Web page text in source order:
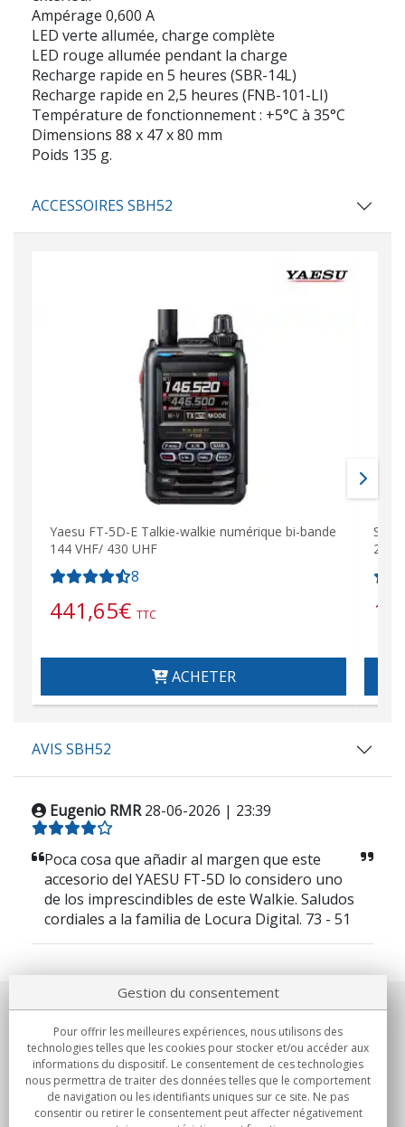
Ampérage 0,600 A
LED verte allumée, charge complète
LED rouge allumée pendant la charge
Recharge rapide en 5 heures (SBR-14L)
Recharge rapide en 2,5 heures (FNB-101-LI)
Température de fonctionnement : +5°C à 35°C
Dimensions 88 x 47 x 80 mm
Poids 135 g.
ACCESSOIRES SBH52
Yaesu FT-5D-E Talkie-walkie numérique bi-bande
144 VHF/ 430 UHF
8
441,65€ TTC
ACHETER
250/
AVIS SBH52
Eugenio RMR 28-06-2026 | 23:39
Poca cosa que añadir al margen que este
accesorio del YAESU FT-5D lo considero uno
de los imprescindibles de este Walkie. Saludos
cordiales a la familia de Locura Digital. 73 - 51
Notre société
Engagements
Achats
Gestion du consentement
Pour offrir les meilleures expériences, nous utilisons des
technologies telles que les cookies pour stocker et/ou accéder aux
informations du dispositif. Le consentement de ces technologies
nous permettra de traiter des données telles que le comportement
de navigation ou les identifiants uniques sur ce site. Ne pas
consentir ou retirer le consentement peut affecter négativement